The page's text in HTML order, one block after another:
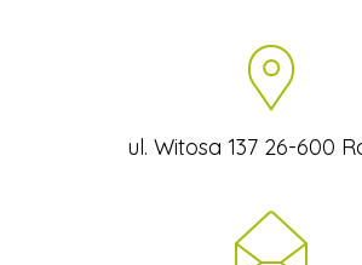
ul. Witosa 137 26-600